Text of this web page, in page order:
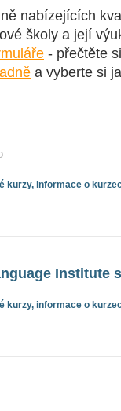
nabízejících
školy a její
- přečtěte
a vyberte si
kurzy, informace o
Institute
kurzy, informace o